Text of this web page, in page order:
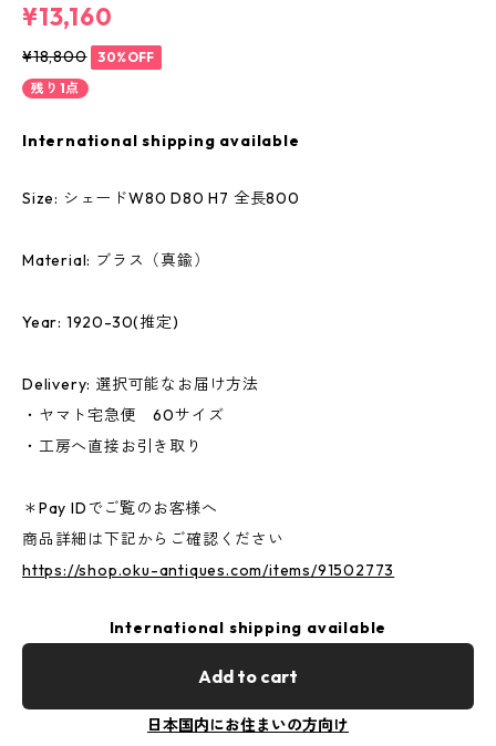
¥13,160
¥18,800
30%OFF
残り1点
International shipping available
Size: シェードW80 D80 H7 全長800
Material: ブラス（真鍮）
Year: 1920-30(推定)
Delivery: 選択可能なお届け方法
・ヤマト宅急便 60サイズ
・工房へ直接お引き取り
＊Pay IDでご覧のお客様へ
商品詳細は下記からご確認ください
https://shop.oku-antiques.com/items/91502773
International shipping available
Add to cart
日本国内にお住まいの方向け